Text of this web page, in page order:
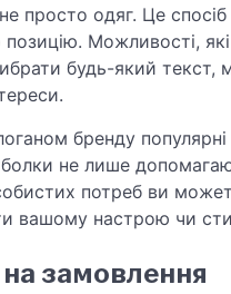
просто одяг. Це спосіб
Можливості,
будь-який текст,
бренду популярні
не лише
потреб ви
вашому настрою чи
замовлення